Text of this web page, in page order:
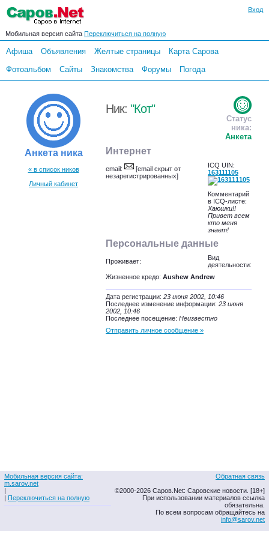
Вход
Мобильная версия сайта Переключиться на полную
Афиша Объявления Желтые страницы
Карта Сарова
Фотоальбом
Сайты Знакомства Форумы Погода
Анкета ника
« в список ников
Личный кабинет
Ник: "Кот"
Статус
ника:
Анкета
Интернет
email:
[email скрыт от
незарегистрированных]
ICQ UIN:
163111105
Комментарий
в ICQ-листе:
Хаюшки!!
Привет всем
кто меня
знает!
Персональные данные
Проживает:
Вид
деятельности:
Жизненное кредо: Aushew Andrew
Дата регистрации: 23 июня 2002, 10:46
Последнее изменение информации: 23 июня
2002, 10:46
Последнее посещение: Неизвестно
Отправить личное сообщение »
Мобильная версия сайта:
m.sarov.net
|
| Переключиться на полную
Обратная связь
©2000-2026 Саров.Net: Саровские новости. [18+]
При использовании материалов ссылка
обязательна.
По всем вопросам обращайтесь на
info@sarov.net